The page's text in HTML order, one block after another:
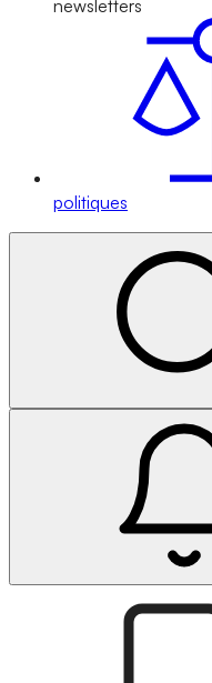
newsletters
politiques